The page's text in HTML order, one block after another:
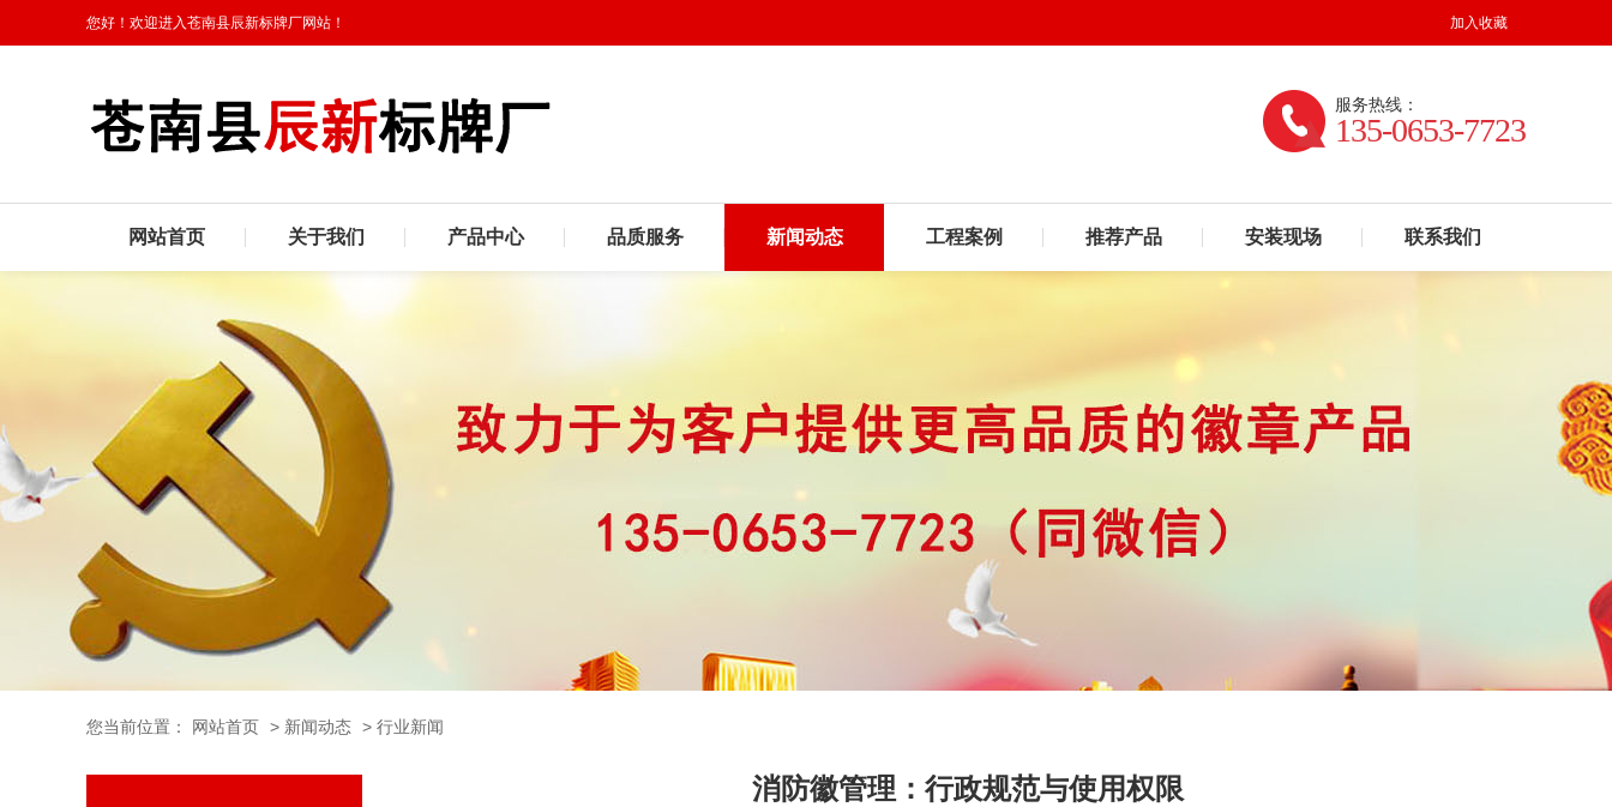
您好！欢迎进入苍南县辰新标牌厂网站！ 加入收藏
服务热线：
135-0653-7723
网站首页 关于我们 产品中心 品质服务 新闻动态 工程案例 推荐产品 安装现场 联系我们
您当前位置： 网站首页 > 新闻动态 > 行业新闻
消防徽管理：行政规范与使用权限